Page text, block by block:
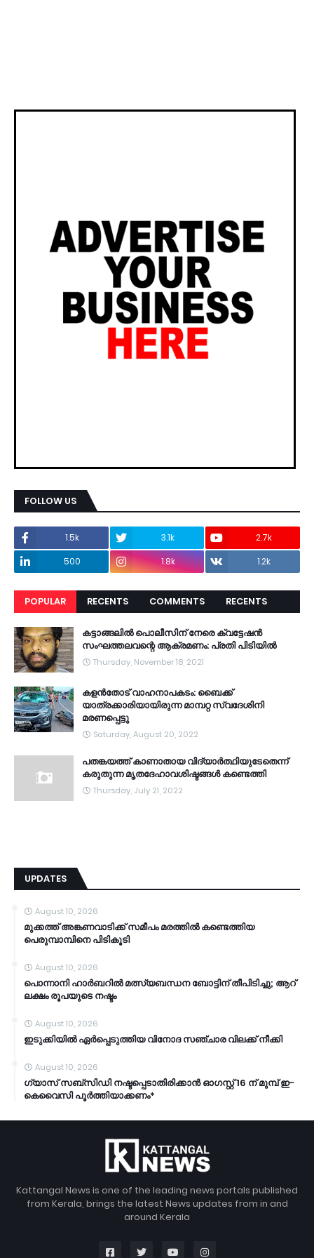
FOLLOW US
1.5k 3.1k
2.7k
500
1.8k 1.2k
POPULAR RECENTS COMMENTS RECENTS
കട്ടാങ്ങലിൽ പൊലീസിന് നേരെ ക്വട്ടേഷൻ
സംഘത്തലവന്റെ ആക്രമണം: പ്രതി പിടിയിൽ
Thursday, November 18, 2021
കളൻതോട് വാഹനാപകടം: ബൈക്ക്
യാത്രക്കാരിയായിരുന്ന മാമ്പറ്റ സ്വദേശിനി
മരണപ്പെട്ടു
Saturday, August 20, 2022
പതങ്കയത്ത് കാണാതായ വിദ്യാർത്ഥിയുടേതെന്ന്
കരുതുന്ന മൃതദേഹാവശിഷ്ടങ്ങൾ കണ്ടെത്തി
Thursday, July 21, 2022
UPDATES
August 10, 2026
മുക്കത്ത് അങ്കണവാടിക്ക് സമീപം മരത്തില്‍ കണ്ടെത്തിയ
പെരുമ്പാമ്പിനെ പിടികൂടി
August 10, 2026
പൊന്നാനി ഹാർബറിൽ മത്സ്യബന്ധന ബോട്ടിന് തീപിടിച്ചു; ആറ്
ലക്ഷം രൂപയുടെ നഷ്ടം
August 10, 2026
ഇടുക്കിയില്‍ ഏര്‍പ്പെടുത്തിയ വിനോദ സഞ്ചാര വിലക്ക് നീക്കി
August 10, 2026
ഗ്യാസ് സബ്സിഡി നഷ്ടപ്പെടാതിരിക്കാൻ ഓഗസ്റ്റ് 16 ന് മുമ്പ് ഇ-
കെവൈസി പൂർത്തിയാക്കണം*
Kattangal News is one of the leading news portals published
from Kerala, brings the latest News updates from in and
around Kerala